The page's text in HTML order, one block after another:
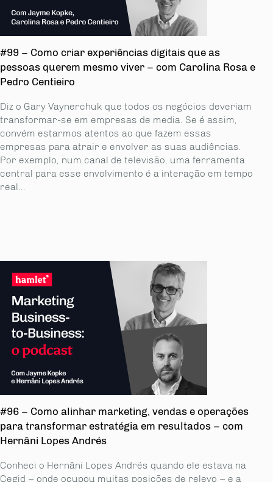
#99 – Como criar experiências digitais que as
pessoas querem mesmo viver – com Carolina Rosa e
Pedro Centieiro
Diz o Gary Vaynerchuk que todos os negócios deveriam
transformar-se em empresas de media. Se é assim,
convém estarmos atentos ao que fazem essas
empresas para atrair e envolver as suas audiências.
Por exemplo, num canal de televisão, uma ferramenta
central para esse envolvimento é a interação em tempo
real...
#96 – Como alinhar marketing, vendas e operações
para transformar estratégia em resultados – com
Hernâni Lopes Andrés
Conheci o Hernâni Lopes Andrés quando ele estava na
Cegid – onde ocupou muitas posições de relevo – e a